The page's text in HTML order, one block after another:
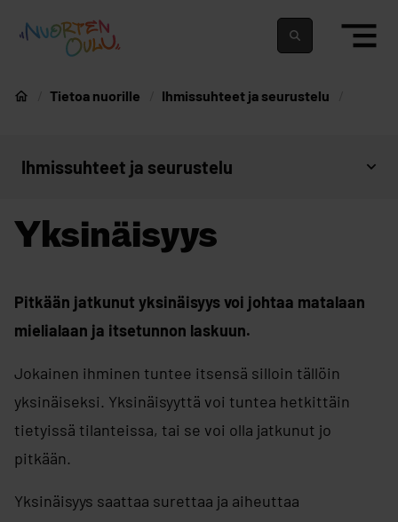
Nuortenoulu.fi etusivu
Nuorten Oulu
Tietoa nuorille Ihmissuhteet ja seurustelu
Avaa sivujen valikko
Ihmissuhteet ja seurustelu
Yksinäisyys
Pitkään jatkunut yksinäisyys voi johtaa matalaan
mielialaan ja itsetunnon laskuun.
Jokainen ihminen tuntee itsensä silloin tällöin
yksinäiseksi. Yksinäisyyttä voi tuntea hetkittäin
tietyissä tilanteissa, tai se voi olla jatkunut jo
pitkään.
Yksinäisyys saattaa surettaa ja aiheuttaa